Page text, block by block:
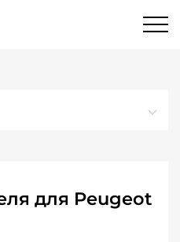
для Peugeot